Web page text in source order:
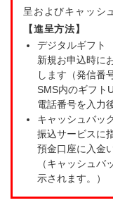
呈およびキャッシ
【進呈方法】
デジタルギフト
新規お申込時に
します（発信番
SMS内のギフト
電話番号を入力
キャッシュバッ
振込サービスに
預金口座に入金
（キャッシュ
示されます。）